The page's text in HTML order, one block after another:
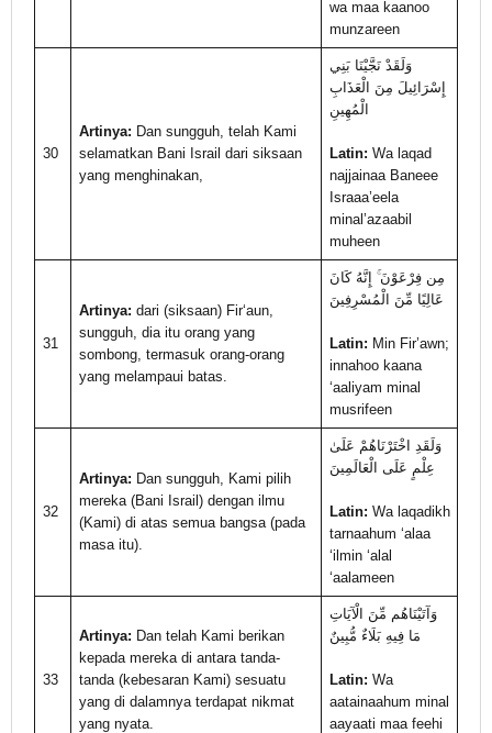
wa maa kaanoo
munzareen
30
Artinya: Dan sungguh, telah Kami
selamatkan Bani Israil dari siksaan
yang menghinakan,
وَلَقَدْ نَجَّيْنَا بَنِي
إِسْرَائِيلَ مِنَ الْعَذَابِ
الْمُهِينِ
Latin: Wa laqad
najjainaa Baneee
Israaa’eela
minal’azaabil
muheen
31
Artinya: dari (siksaan) Fir‘aun,
sungguh, dia itu orang yang
sombong, termasuk orang-orang
yang melampaui batas.
مِن فِرْعَوْنَ ۚ إِنَّهُ كَانَ
عَالِيًا مِّنَ الْمُسْرِفِينَ
Latin: Min Fir’awn;
innahoo kaana
‘aaliyam minal
musrifeen
32
Artinya: Dan sungguh, Kami pilih
mereka (Bani Israil) dengan ilmu
(Kami) di atas semua bangsa (pada
masa itu).
وَلَقَدِ اخْتَرْنَاهُمْ عَلَىٰ
عِلْمٍ عَلَى الْعَالَمِينَ
Latin: Wa laqadikh
tarnaahum ‘alaa
‘ilmin ‘alal
‘aalameen
33
Artinya: Dan telah Kami berikan
kepada mereka di antara tanda-
tanda (kebesaran Kami) sesuatu
yang di dalamnya terdapat nikmat
yang nyata.
وَآتَيْنَاهُم مِّنَ الْآيَاتِ
مَا فِيهِ بَلَاءٌ مُّبِينٌ
Latin: Wa
aatainaahum minal
aayaati maa feehi